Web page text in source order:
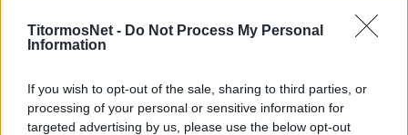
TitormosNet - Do Not Process My Personal
Information
If you wish to opt-out of the sale, sharing to third parties, or
processing of your personal or sensitive information for
targeted advertising by us, please use the below opt-out
Παίρνει δανεικό από την ΑΕΚ η Λαμία
Έδειξε έτοιμη η Λαμία, νίκη επί του
Άρη πριν τον Παναιτωλικό